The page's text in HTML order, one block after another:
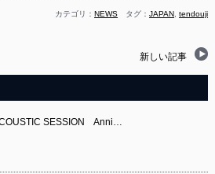
カテゴリ：NEWS タグ：JAPAN ,tendouji
新しい記事
SESSION Anni…